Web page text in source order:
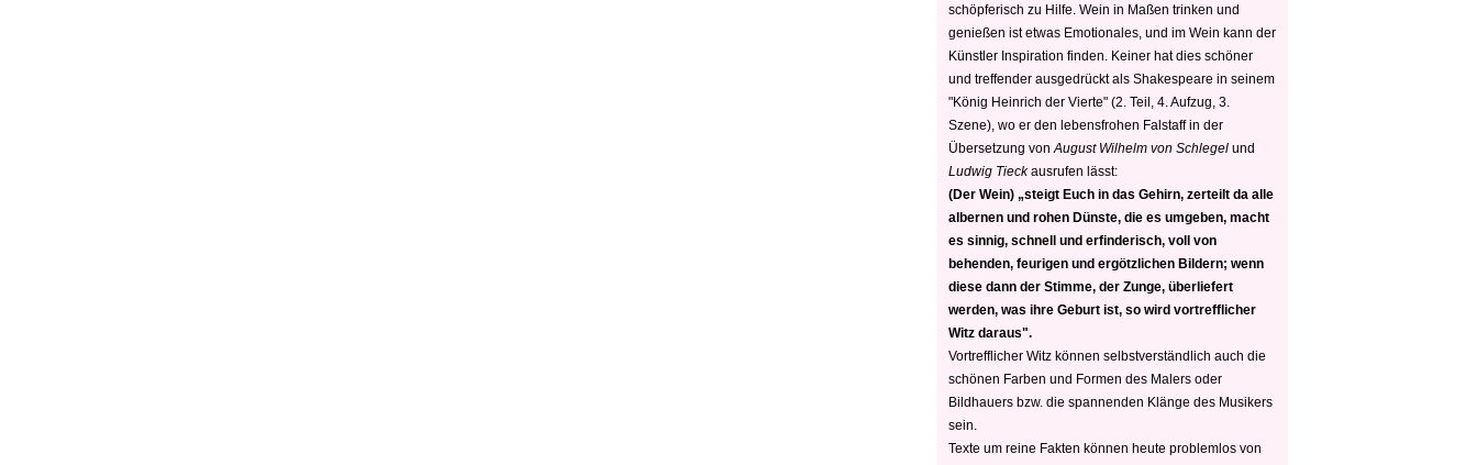
schöpferisch zu Hilfe. Wein in Maßen trinken und
genießen ist etwas Emotionales, und im Wein kann der
Künstler Inspiration finden. Keiner hat dies schöner
und treffender ausgedrückt als Shakespeare in seinem
"König Heinrich der Vierte" (2. Teil, 4. Aufzug, 3.
Szene), wo er den lebensfrohen Falstaff in der
Übersetzung von August Wilhelm von Schlegel und
Ludwig Tieckausrufen lässt:
(Der Wein) „steigt Euch in das Gehirn, zerteilt da alle
albernen und rohen Dünste, die es umgeben, macht
es sinnig, schnell und erfinderisch, voll von
behenden, feurigen und ergötzlichen Bildern; wenn
diese dann der Stimme, der Zunge, überliefert
werden, was ihre Geburt ist, so wird vortrefflicher
Witz daraus".
Vortrefflicher Witz können selbstverständlich auch die
schönen Farben und Formen des Malers oder
Bildhauers bzw. die spannenden Klänge des Musikers
sein.
Texte um reine Fakten können heute problemlos von